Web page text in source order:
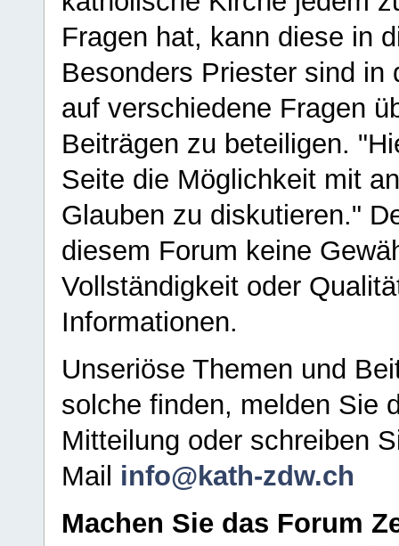
Fragen hat, kann diese in
Besonders Priester sind in
auf verschiedene Fragen
Beiträgen zu beteiligen.
Seite die Möglichkeit mit
Glauben zu diskutieren."
diesem Forum keine
Vollständigkeit oder
Informationen.
Unseriöse Themen und
solche finden, melden Sie
Mitteilung oder schreiben
Mail info@kath-zdw.ch
Machen Sie das Forum